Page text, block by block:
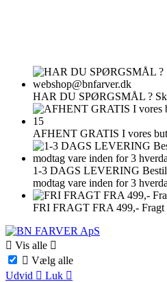
HAR DU SPØRGSMÅL ?
AFHENT GRATIS I vores
1-3 DAGS LEVERING
modtag vare inden for 3
FRI FRAGT FRA 499,- Fragt
 Vis alle 
 Vælg alle
Udvid  Luk 